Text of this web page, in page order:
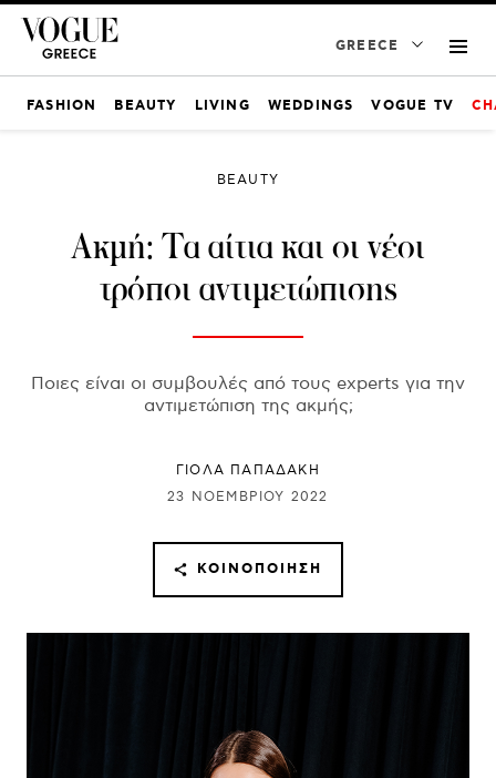
GREECE
FASHION BEAUTY LIVING WEDDINGS VOGUE TV
BEAUTY
Ακμή: Τα αίτια και οι νέοι
τρόποι αντιμετώπισης
Ποιες είναι οι συμβουλές από τους experts για την
αντιμετώπιση της ακμής;
ΓΙΌΛΑ ΠΑΠΑΔΆΚΗ
23 ΝΟΕΜΒΡΊΟΥ 2022
ΚΟΙΝΟΠΟΊΗΣΗ